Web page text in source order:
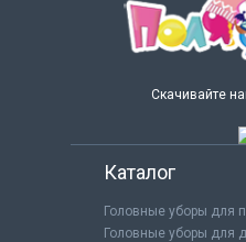
Скачивайте
Каталог
Головные уборы для
Головные уборы для